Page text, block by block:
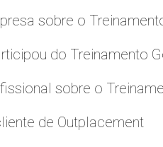
sobre o
do Treinamento
sobre o
de Outplacement